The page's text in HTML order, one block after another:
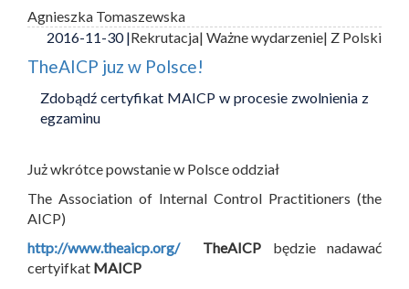
Agnieszka Tomaszewska
2016-11-30 |Rekrutacja| Ważne wydarzenie| Z Polski
TheAICP juz w Polsce!
Zdobądź certyfikat MAICP w procesie zwolnienia z
egzaminu
Już wkrótce powstanie w Polsce oddział
The Association of Internal Control Practitioners (the
AICP)
http://www.theaicp.org/
TheAICP będzie nadawać
certyifkat MAICP